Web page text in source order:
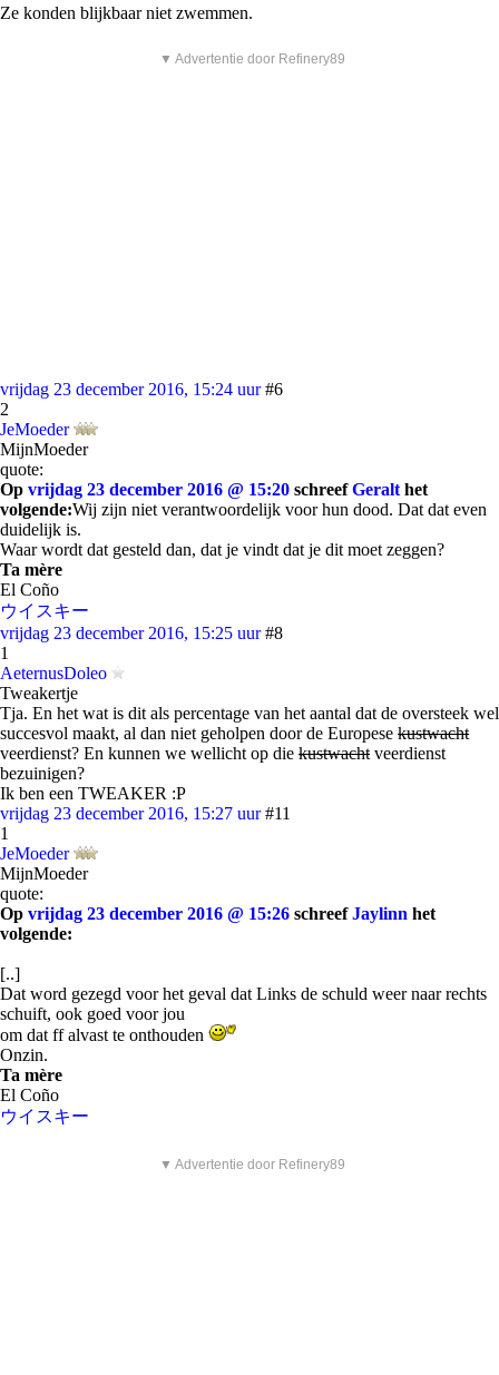
Ze konden blijkbaar niet zwemmen.
▼ Advertentie door Refinery89
vrijdag 23 december 2016, 15:24 uur #6
2
JeMoeder
MijnMoeder
quote:
Op vrijdag 23 december 2016 @ 15:20 schreefGeralt het
volgende:Wij zijn niet verantwoordelijk voor hun dood. Dat dat even
duidelijk is.
Waar wordt dat gesteld dan, dat je vindt dat je dit moet zeggen?
Ta mère
El Coño
ウイスキー
vrijdag 23 december 2016, 15:25 uur #8
1
AeternusDoleo
Tweakertje
Tja. En het wat is dit als percentage van het aantal dat de oversteek wel
succesvol maakt, al dan niet geholpen door de Europese kustwacht
veerdienst? En kunnen we wellicht op die kustwacht veerdienst
bezuinigen?
Ik ben een TWEAKER :P
vrijdag 23 december 2016, 15:27 uur #11
1
JeMoeder
MijnMoeder
quote:
Op vrijdag 23 december 2016 @ 15:26 schreefJaylinn het
volgende:
[..]
Dat word gezegd voor het geval dat Links de schuld weer naar rechts
schuift, ook goed voor jou
om dat ff alvast te onthouden
Onzin.
Ta mère
El Coño
ウイスキー
▼ Advertentie door Refinery89